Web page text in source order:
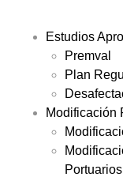
Estudios
Premval
Plan
Modificación